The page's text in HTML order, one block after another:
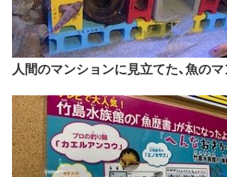
人間のマンションに見立てた、魚の